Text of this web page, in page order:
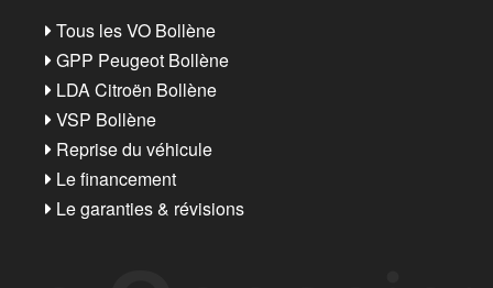
Tous les VO Bollène
GPP Peugeot Bollène
LDA Citroën Bollène
VSP Bollène
Reprise du véhicule
Le financement
Le garanties & révisions